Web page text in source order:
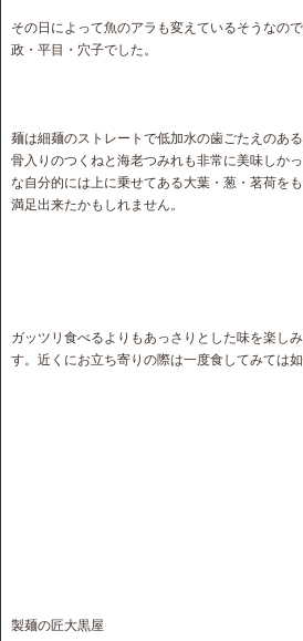
その日によって魚のアラも変えているそうなの
政・平目・穴子でした。
麺は細麺のストレートで低加水の歯ごたえのあ
骨入りのつくねと海老つみれも非常に美味しか
な自分的には上に乗せてある大葉・葱・茗荷を
満足出来たかもしれません。
ガッツリ食べるよりもあっさりとした味を楽し
す。近くにお立ち寄りの際は一度食してみては
製麺の匠大黒屋